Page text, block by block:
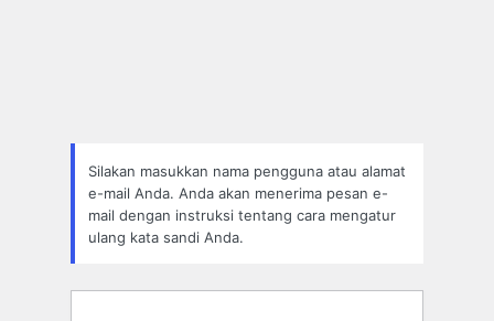
Silakan masukkan nama pengguna atau alamat
e-mail Anda. Anda akan menerima pesan e-
mail dengan instruksi tentang cara mengatur
ulang kata sandi Anda.